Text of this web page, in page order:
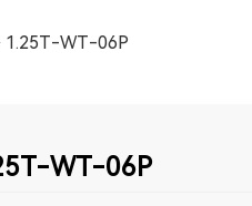
1.25T-WT-06P
WT-06P